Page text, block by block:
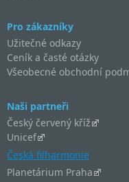
Pro zákazníky
Užitečné odkazy
Ceník a časté otázky
Všeobecné obchodní
Naši partneři
Český červený kříž
Unicef
Česká filharmonie
Planetárium Praha